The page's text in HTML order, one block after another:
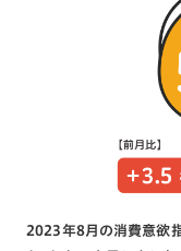
2023年8月の消費意欲